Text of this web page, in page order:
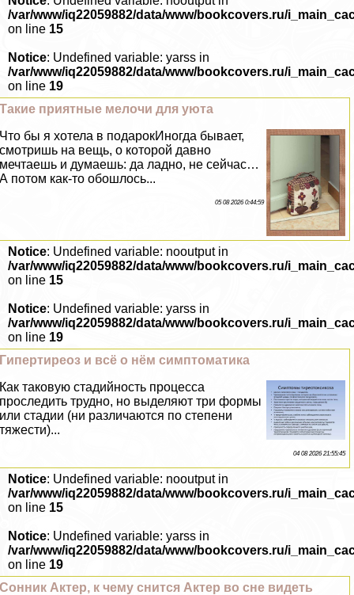
/var/www/iq22059882/data/www/bookcovers.ru/
on line 15
Notice: Undefined variable: yarss in
/var/www/iq22059882/data/www/bookcovers.ru/
on line 19
Такие приятные мелочи для уюта
Что бы я хотела в подарокИногда бывает,
смотришь на вещь, о которой давно
мечтаешь и думаешь: да ладно, не сейчас…
А потом как-то обошлось...
05 08 2026 0:44:59
Notice: Undefined variable: nooutput in
/var/www/iq22059882/data/www/bookcovers.ru/
on line 15
Notice: Undefined variable: yarss in
/var/www/iq22059882/data/www/bookcovers.ru/
on line 19
Гипертиреоз и всё о нём симптоматика
Как таковую стадийность процесса
проследить трудно, но выделяют три формы
или стадии (ни различаются по степени
тяжести)...
04 08 2026 21:55:45
Notice: Undefined variable: nooutput in
/var/www/iq22059882/data/www/bookcovers.ru/
on line 15
Notice: Undefined variable: yarss in
/var/www/iq22059882/data/www/bookcovers.ru/
on line 19
Сонник Актер, к чему снится Актер во сне видеть